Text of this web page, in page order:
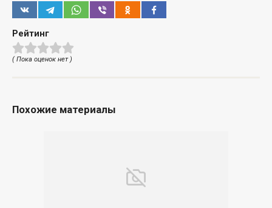
Рейтинг
( Пока оценок нет )
Похожие материалы